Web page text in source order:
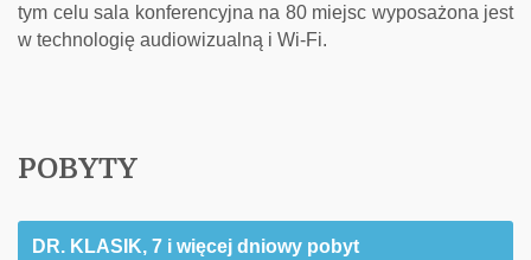
tym celu sala konferencyjna na 80 miejsc wyposażona jest
w technologię audiowizualną i Wi-Fi.
POBYTY
DR. KLASIK, 7 i więcej dniowy pobyt